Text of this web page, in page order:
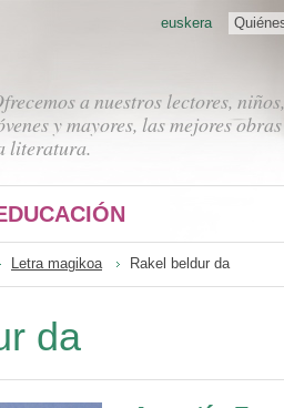
a nuestros lectores, niños,
y mayores, las mejores
literatura.
euskera
Letra magikoa Rakel beldur da
da